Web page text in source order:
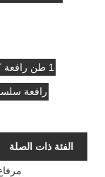
1 طن رافعة كهربائية سلسلة سرعة رافعة كهربائية صغيرة
رافعة سلسلة كهربائية 1
الفئة ذات الصلة